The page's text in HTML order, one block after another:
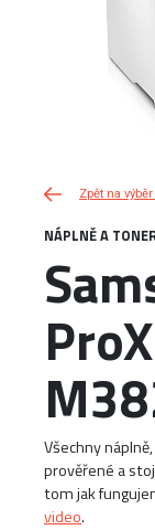
Zpět na
NÁPLNĚ A
Všechny
prověřené a
tom jak
video.